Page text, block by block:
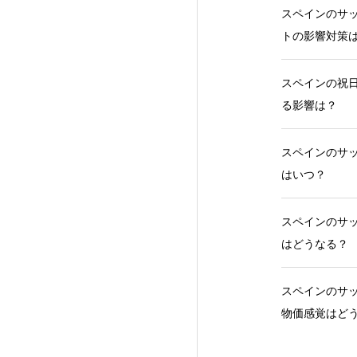
スペインのサ
トの影響対策
スペインの祝
る影響は？
スペインのサ
はいつ？
スペインのサ
はどうなる？
スペインのサ
物価感覚はど